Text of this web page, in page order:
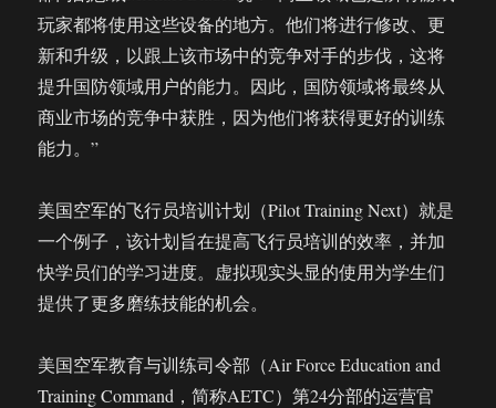
玩家都将使用这些设备的地方。他们将进行修改、更
新和升级，以跟上该市场中的竞争对手的步伐，这将
提升国防领域用户的能力。因此，国防领域将最终从
商业市场的竞争中获胜，因为他们将获得更好的训练
能力。”
美国空军的飞行员培训计划（Pilot Training Next）就是
一个例子，该计划旨在提高飞行员培训的效率，并加
快学员们的学习进度。虚拟现实头显的使用为学生们
提供了更多磨练技能的机会。
美国空军教育与训练司令部（Air Force Education and
Training Command，简称AETC）第24分部的运营官